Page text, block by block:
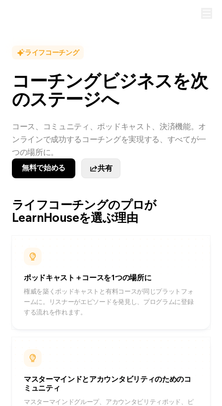
ライフコーチング
コーチングビジネスを次
のステージへ
コース、コミュニティ、ポッドキャスト、決済機能。オ
ンラインで成功するコーチングを実現する、すべてが一
つの場所に。
無料で始める 共有
ライフコーチングのプロが
LearnHouseを選ぶ理由
ポッドキャスト＋コースを1つの場所に
権威を築くポッドキャストと有料コースが同じプラットフォ
ームに。リスナーがエピソードを発見し、プログラムに登録
する流れを作れます。
マスターマインドとアカウンタビリティのためのコ
ミュニティ
マスターマインドグループ、アカウンタビリティポッド、ピ